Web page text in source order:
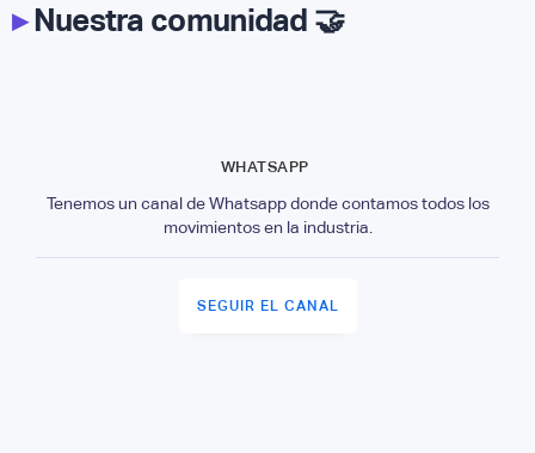
▸Nuestra comunidad 🤝
WHATSAPP
Tenemos un canal de Whatsapp donde contamos todos los
movimientos en la industria.
SEGUIR EL CANAL